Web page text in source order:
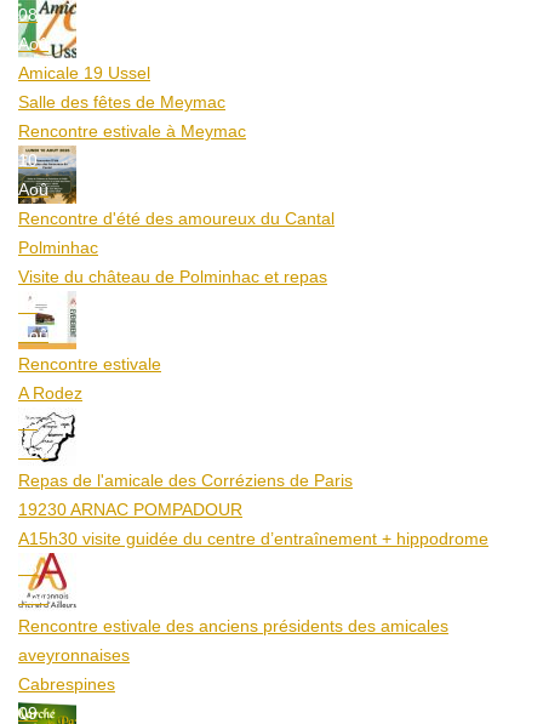
08
Aoû
Amicale 19 Ussel
Salle des fêtes de Meymac
Rencontre estivale à Meymac
10
Aoû
Rencontre d'été des amoureux du Cantal
Polminhac
Visite du château de Polminhac et repas
12
Aoû
Rencontre estivale
A Rodez
23
Aoû
Repas de l'amicale des Corréziens de Paris
19230 ARNAC POMPADOUR
A15h30 visite guidée du centre d’entraînement + hippodrome
25
Aoû
Rencontre estivale des anciens présidents des amicales
aveyronnaises
Cabrespines
09